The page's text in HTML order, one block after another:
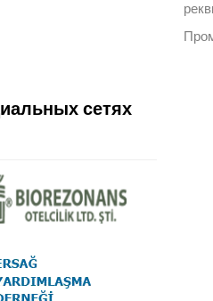
сетях